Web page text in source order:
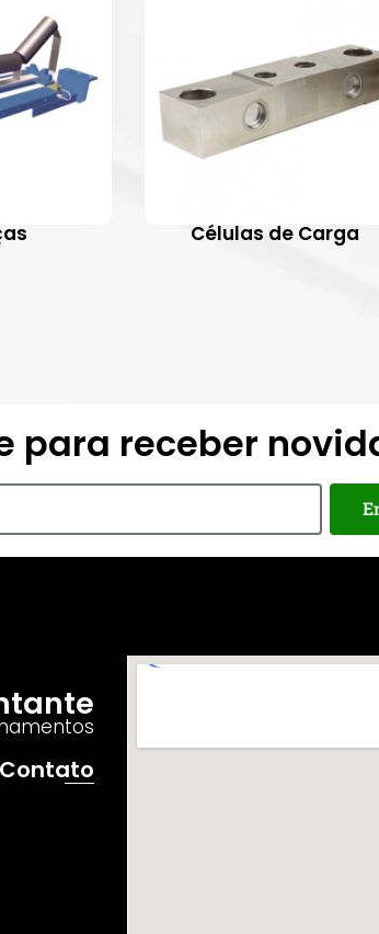
Células de Carga
para receber
Contato